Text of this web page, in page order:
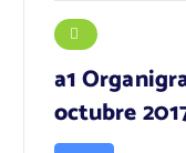
a1
octubre